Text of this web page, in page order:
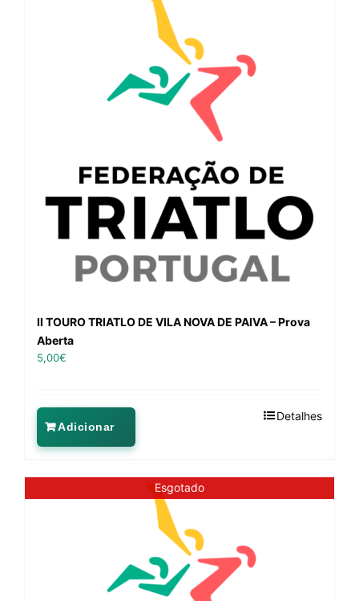
II TOURO TRIATLO DE VILA NOVA DE PAIVA – Prova
Aberta
5,00€
Adicionar
Detalhes
Esgotado